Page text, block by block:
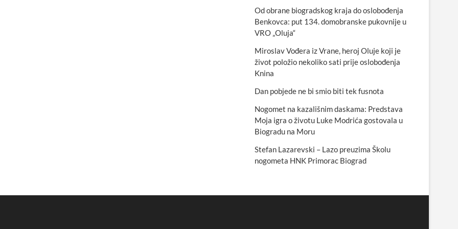
Od obrane biogradskog kraja do oslobođenja
Benkovca: put 134. domobranske pukovnije u
VRO „Oluja“
Miroslav Vođera iz Vrane, heroj Oluje koji je
život položio nekoliko sati prije oslobođenja
Knina
Dan pobjede ne bi smio biti tek fusnota
Nogomet na kazališnim daskama: Predstava
Moja igra o životu Luke Modrića gostovala u
Biogradu na Moru
Stefan Lazarevski – Lazo preuzima Školu
nogometa HNK Primorac Biograd